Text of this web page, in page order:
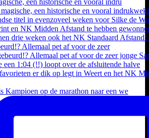
een historische en vooral indru
Allemaal pet af voor de zeer
Kampioen op de marathon naar een we